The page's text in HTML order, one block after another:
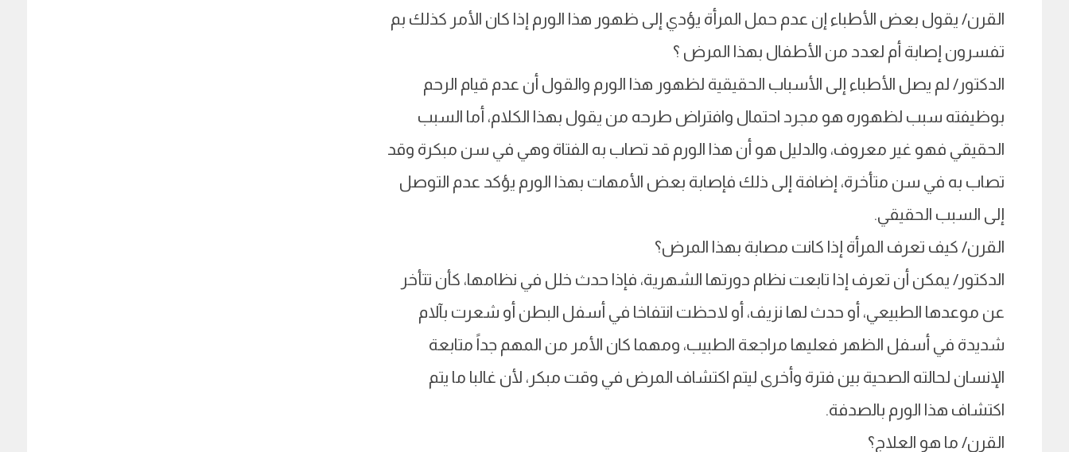
القرن/ يقول بعض الأطباء إن عدم حمل المرأة يؤدي إلى ظهور هذا الورم إذا كان الأمر كذلك بم
تفسرون إصابة أم لعدد من الأطفال بهذا المرض ؟
الدكتور/ لم يصل الأطباء إلى الأسباب الحقيقية لظهور هذا الورم والقول أن عدم قيام الرحم
بوظيفته سبب لظهوره هو مجرد احتمال وافتراض طرحه من يقول بهذا الكلام، أما السبب
الحقيقي فهو غير معروف، والدليل هو أن هذا الورم قد تصاب به الفتاة وهي في سن مبكرة وقد
تصاب به في سن متأخرة، إضافة إلى ذلك فإصابة بعض الأمهات بهذا الورم يؤكد عدم التوصل
إلى السبب الحقيقي.
القرن/ كيف تعرف المرأة إذا كانت مصابة بهذا المرض؟
الدكتور/ يمكن أن تعرف إذا تابعت نظام دورتها الشهرية، فإذا حدث خلل في نظامها، كأن تتأخر
عن موعدها الطبيعي، أو حدث لها نزيف، أو لاحظت انتفاخا في أسفل البطن أو شعرت بآلام
شديدة في أسفل الظهر فعليها مراجعة الطبيب، ومهما كان الأمر من المهم جداً متابعة
الإنسان لحالته الصحية بين فترة وأخرى ليتم اكتشاف المرض في وقت مبكر، لأن غالبا ما يتم
اكتشاف هذا الورم بالصدفة.
القرن/ ما هو العلاج؟